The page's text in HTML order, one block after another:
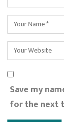
Save my
for the next